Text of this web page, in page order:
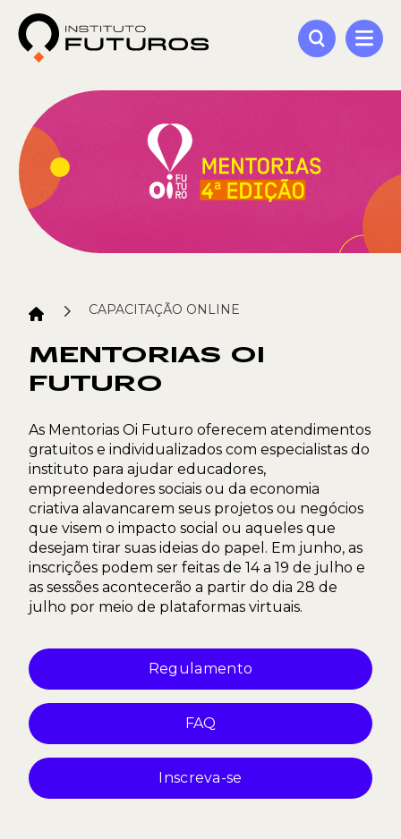
CAPACITAÇÃO ONLINE
MENTORIAS OI
FUTURO
As Mentorias Oi Futuro oferecem atendimentos
gratuitos e individualizados com especialistas do
instituto para ajudar educadores,
empreendedores sociais ou da economia
criativa alavancarem seus projetos ou negócios
que visem o impacto social ou aqueles que
desejam tirar suas ideias do papel. Em junho, as
inscrições podem ser feitas de 14 a 19 de julho e
as sessões acontecerão a partir do dia 28 de
julho por meio de plataformas virtuais.
Regulamento
FAQ
Inscreva-se